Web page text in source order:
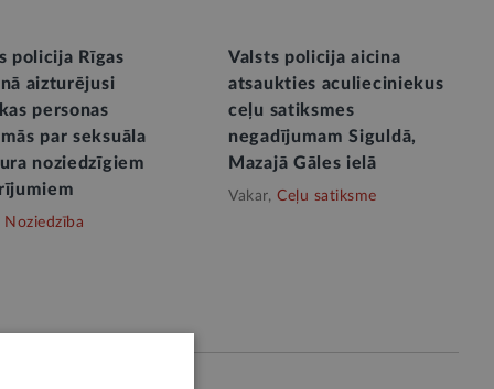
policija Rīgas
aizturējusi
personas
par seksuāla
noziedzīgiem
Noziedzība
Valsts policija aicina
atsaukties aculieciniekus
ceļu satiksmes
negadījumam Siguldā,
Mazajā Gāles ielā
Vakar, Ceļu satiksme